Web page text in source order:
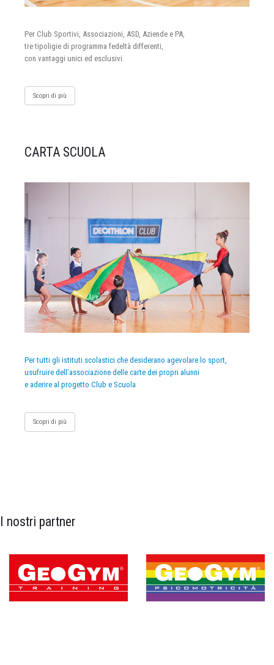
Per Club Sportivi, Associazioni, ASD, Aziende e PA,
tre tipoligie di programma fedeltà differenti,
con vantaggi unici ed esclusivi.
Scopri di più
CARTA SCUOLA
Per tutti gli istituti scolastici che desiderano agevolare lo sport,
usufruire dell’associazione delle carte dei propri alunni
e aderire al progetto Club e Scuola
Scopri di più
I nostri partner